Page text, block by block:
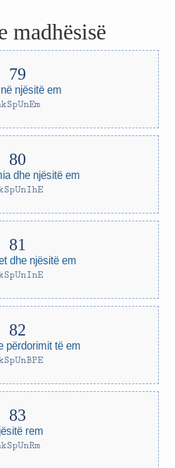
madhësisë
njësitë em
dhe njësitë em
dhe njësitë em
përdorimit të em
rem